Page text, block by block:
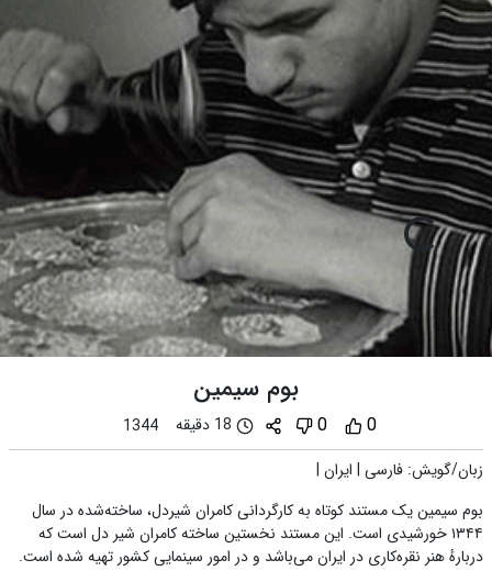
بوم سیمین
0
0 18 دقیقه
1344
زبان/گویش: فارسی | ایران |
بوم سیمین یکمستند کوتاه به کارگردانیکامران شیردل، ساخته‌شده در سال
۱۳۴۴ خورشیدی است. این مستند نخستین ساخته کامران شیر دل است که
دربارهٔ هنر نقره‌کاری در ایران می‌باشد و در امور سینمایی کشور تهیه شده است.